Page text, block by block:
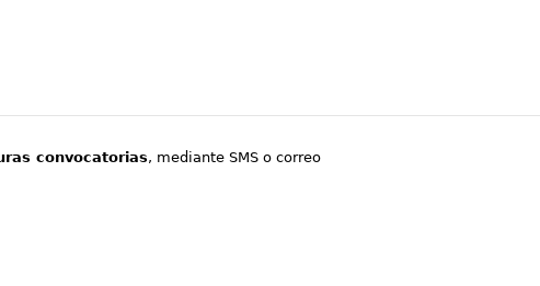
convocatorias, mediante SMS o correo